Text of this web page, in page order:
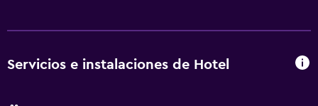
Servicios e instalaciones de Hotel